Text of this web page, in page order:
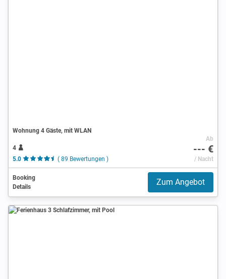
Wohnung 4 Gäste, mit WLAN
4
5.0
( 89 Bewertungen )
Ab
--- €
/ Nacht
Booking
Details
Zum Angebot